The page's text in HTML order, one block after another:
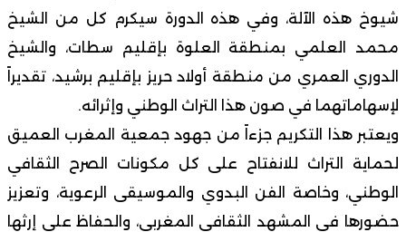
شيوخ هذه الآلة، وفي هذه الدورة سيكرم كل من الشيخ
محمد العلمي بمنطقة العلوة بإقليم سطات، والشيخ
الدوري العمري من منطقة أولاد حريز بإقليم برشيد، تقديراً
لإسهاماتهما في صون هذا التراث الوطني وإثرائه.
ويعتبر هذا التكريم جزءاً من جهود جمعية المغرب العميق
لحماية التراث للانفتاح على كل مكونات الصرح الثقافي
الوطني، وخاصة الفن البدوي والموسيقى الرعوية، وتعزيز
حضورها في المشهد الثقافي المغربي، والحفاظ على إرثها